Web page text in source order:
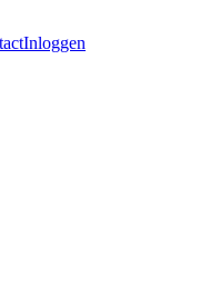
Inloggen